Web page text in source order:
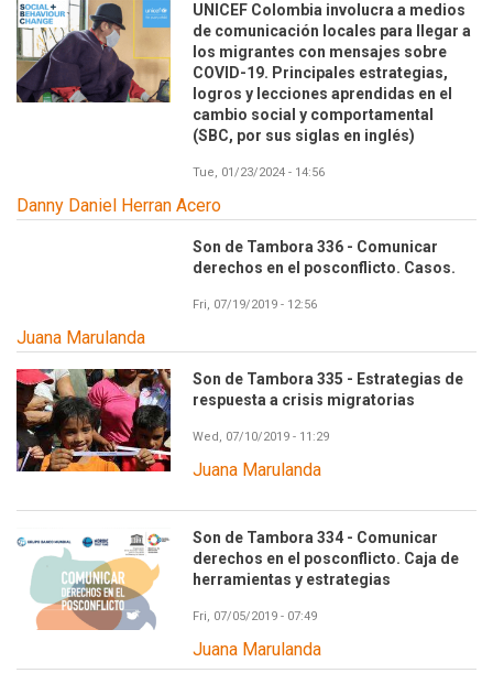
UNICEF Colombia involucra a medios
de comunicación locales para llegar a
los migrantes con mensajes sobre
COVID-19. Principales estrategias,
logros y lecciones aprendidas en el
cambio social y comportamental
(SBC, por sus siglas en inglés)
Tue, 01/23/2024 - 14:56
Danny Daniel Herran Acero
Son de Tambora 336 - Comunicar
derechos en el posconflicto. Casos.
Fri, 07/19/2019 - 12:56
Juana Marulanda
Son de Tambora 335 - Estrategias de
respuesta a crisis migratorias
Wed, 07/10/2019 - 11:29
Juana Marulanda
Son de Tambora 334 - Comunicar
derechos en el posconflicto. Caja de
herramientas y estrategias
Fri, 07/05/2019 - 07:49
Juana Marulanda